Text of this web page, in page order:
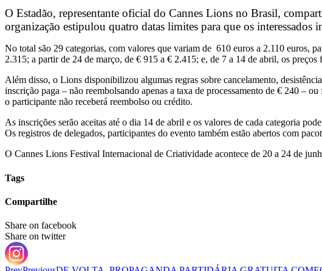
O Estadão, representante oficial do Cannes Lions no Brasil,
organização estipulou quatro datas limites para que os
No total são 29 categorias, com valores que variam de 610 euros a 2.110 euros,
2.315; a partir de 24 de março, de € 915 a € 2.415; e, de 7 a 14 de abril, os
Além disso, o Lions disponibilizou algumas regras sobre cancelamento,
inscrição paga – não reembolsando apenas a taxa de processamento de € 240 –
o participante não receberá reembolso ou crédito.
As inscrições serão aceitas até o dia 14 de abril e os valores de cada categoria
Os registros de delegados, participantes do evento também estão abertos com
O Cannes Lions Festival Internacional de Criatividade acontece de 20 a 24 de
Tags
Compartilhe
Share on facebook
Share on twitter